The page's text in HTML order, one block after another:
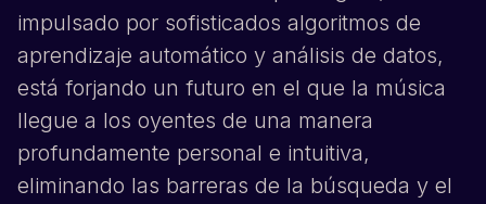
impulsado por sofisticados algoritmos de
aprendizaje automático y análisis de datos,
está forjando un futuro en el que la música
llegue a los oyentes de una manera
profundamente personal e intuitiva,
eliminando las barreras de la búsqueda y el